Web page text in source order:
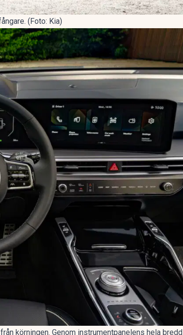
(Foto: Kia)
körningen. Genom instrumentpanelens hela bredd